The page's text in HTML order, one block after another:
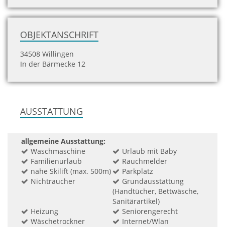
OBJEKTANSCHRIFT
34508 Willingen
In der Bärmecke 12
AUSSTATTUNG
allgemeine Ausstattung:
Waschmaschine
Urlaub mit Baby
Familienurlaub
Rauchmelder
nahe Skilift (max. 500m)
Parkplatz
Nichtraucher
Grundausstattung
(Handtücher, Bettwäsche,
Sanitärartikel)
Heizung
Seniorengerecht
Wäschetrockner
Internet/Wlan